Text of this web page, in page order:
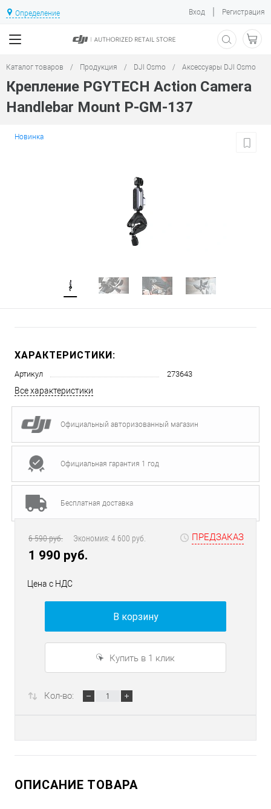
Определение Вход | Регистрация
Каталог товаров / Продукция / DJI Osmo / Аксессуары DJI Osmo
Крепление PGYTECH Action Camera
Handlebar Mount P-GM-137
Новинка
ХАРАКТЕРИСТИКИ:
Артикул 273643
Все характеристики
Официальный авторизованный магазин
Официальная гарантия 1 год
Бесплатная доставка
6 590 руб. Экономия: 4 600 руб.
1 990 руб.
ПРЕДЗАКАЗ
Цена с НДС
В корзину
Купить в 1 клик
Кол-во:
ОПИСАНИЕ ТОВАРА